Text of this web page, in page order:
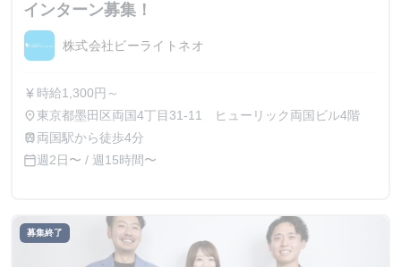
インターン募集！
株式会社ビーライトネオ
currency_yen 時給1,300円～
place東京都墨田区両国4丁目31-11 ヒューリック両国ビル4階
train 両国駅から徒歩4分
calendar_today週2日〜 / 週15時間〜
募集終了